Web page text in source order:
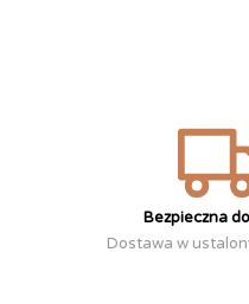
Bezpieczna
Dostawa w